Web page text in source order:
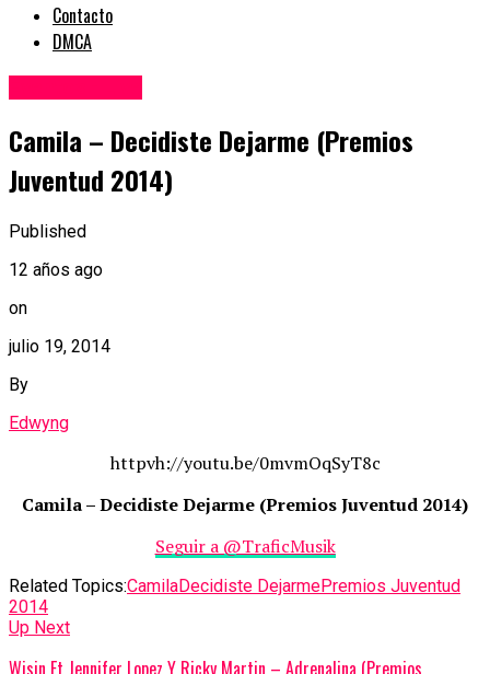
Contacto
DMCA
Camila – Decidiste Dejarme (Premios
Juventud 2014)
Published
12 años ago
on
julio 19, 2014
By
Edwyng
httpvh://youtu.be/0mvmOqSyT8c
Camila – Decidiste Dejarme (Premios Juventud 2014)
Seguir a @TraficMusik
Related Topics:CamilaDecidiste DejarmePremios Juventud
2014
Up Next